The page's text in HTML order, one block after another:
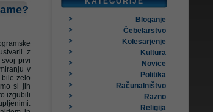
z
prvi
v
zelo
si jih
izgubili
Bloganje
Čebelarstvo
Kolesarjenje
Kultura
Novice
Politika
Računalništvo
Razno
Religija